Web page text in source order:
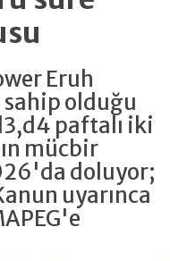
Eruh
olduğu
paftalı iki
mücbir
doluyor;
uyarınca